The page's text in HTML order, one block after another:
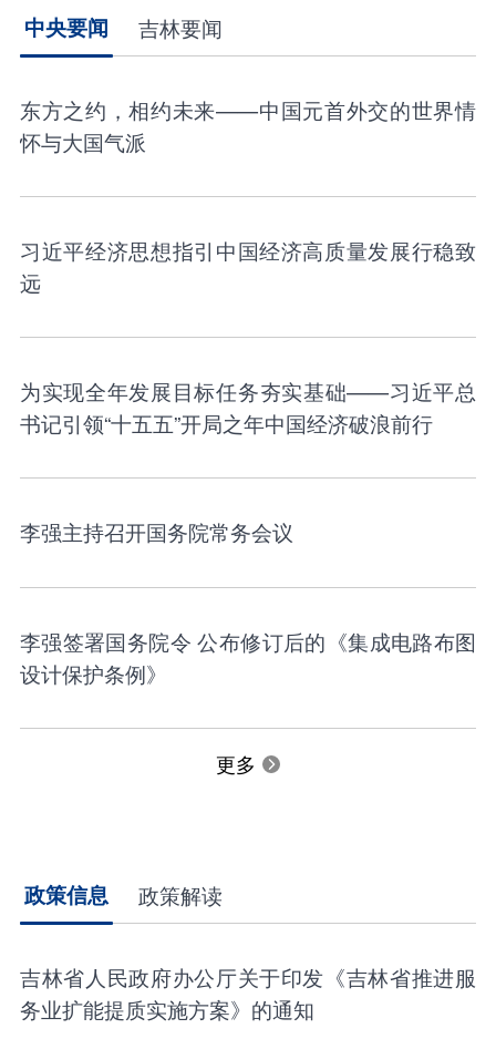
中央要闻 吉林要闻
东方之约，相约未来——中国元首外交的世界情
怀与大国气派
习近平经济思想指引中国经济高质量发展行稳致
远
为实现全年发展目标任务夯实基础——习近平总
书记引领“十五五”开局之年中国经济破浪前行
李强主持召开国务院常务会议
李强签署国务院令 公布修订后的《集成电路布图
设计保护条例》
更多
政策信息 政策解读
吉林省人民政府办公厅关于印发《吉林省推进服
务业扩能提质实施方案》的通知